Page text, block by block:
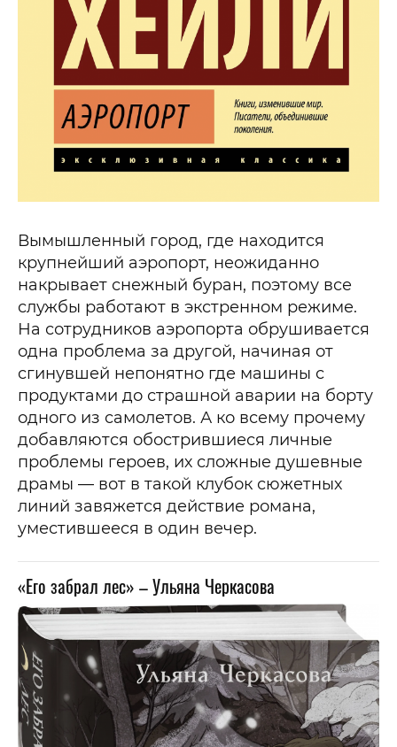
Вымышленный город, где находится
крупнейший аэропорт, неожиданно
накрывает снежный буран, поэтому все
службы работают в экстренном режиме.
На сотрудников аэропорта обрушивается
одна проблема за другой, начиная от
сгинувшей непонятно где машины с
продуктами до страшной аварии на борту
одного из самолетов. А ко всему прочему
добавляются обострившиеся личные
проблемы героев, их сложные душевные
драмы — вот в такой клубок сюжетных
линий завяжется действие романа,
уместившееся в один вечер.
«Его забрал лес» – Ульяна Черкасова